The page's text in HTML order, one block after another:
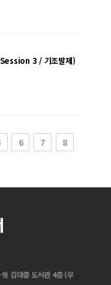
3 / 기조발제)
6 7
8
김대중 도서관 4층 (우